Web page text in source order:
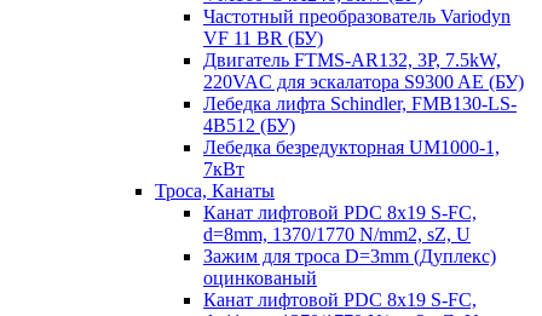
Частотный преобразователь Variodyn
VF 11 BR (БУ)
Двигатель FTMS-AR132, 3P, 7.5kW,
220VAC для эскалатора S9300 AE (БУ)
Лебедка лифта Schindler, FMB130-LS-
4B512 (БУ)
Лебедка безредукторная UM1000-1,
7кВт
Троса, Канаты
Канат лифтовой PDC 8x19 S-FC,
d=8mm, 1370/1770 N/mm2, sZ, U
Зажим для троса D=3mm (Дуплекс)
оцинкованый
Канат лифтовой PDC 8x19 S-FC,